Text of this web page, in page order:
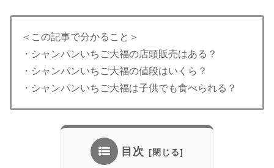
＜この記事で分かること＞
・シャンパンいちご大福の店頭販売はある？
・シャンパンいちご大福の値段はいくら？
・シャンパンいちご大福は子供でも食べられる？
目次